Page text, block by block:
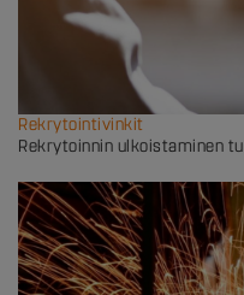
Rekrytointivinkit
Rekrytoinnin ulkoistaminen